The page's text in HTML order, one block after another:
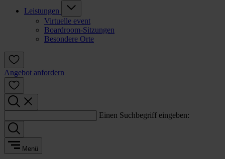
Leistungen
Virtuelle event
Boardroom-Sitzungen
Besondere Orte
Angebot anfordern
Einen Suchbegriff eingeben:
Menü